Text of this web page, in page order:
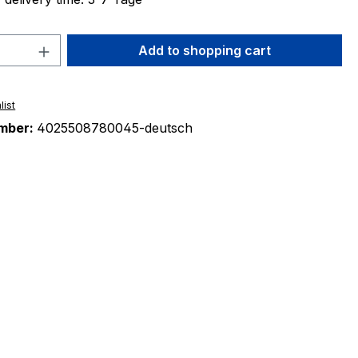
Enter the desired amount
Add to shopping cart
4025508780045-deutsch